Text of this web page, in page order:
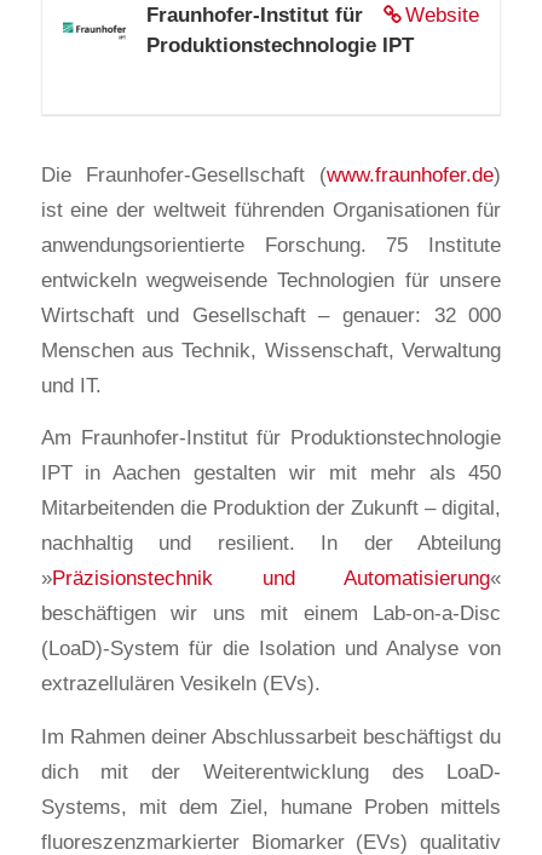
Website
Fraunhofer-Institut für
Produktionstechnologie IPT
Die Fraunhofer-Gesellschaft (www.fraunhofer.de)
ist eine der weltweit führenden Organisationen für
anwendungsorientierte Forschung. 75 Institute
entwickeln wegweisende Technologien für unsere
Wirtschaft und Gesellschaft – genauer: 32 000
Menschen aus Technik, Wissenschaft, Verwaltung
und IT.
Am Fraunhofer-Institut für Produktionstechnologie
IPT in Aachen gestalten wir mit mehr als 450
Mitarbeitenden die Produktion der Zukunft – digital,
nachhaltig und resilient. In der Abteilung
»Präzisionstechnik und Automatisierung«
beschäftigen wir uns mit einem Lab-on-a-Disc
(LoaD)-System für die Isolation und Analyse von
extrazellulären Vesikeln (EVs).
Im Rahmen deiner Abschlussarbeit beschäftigst du
dich mit der Weiterentwicklung des LoaD-
Systems, mit dem Ziel, humane Proben mittels
fluoreszenzmarkierter Biomarker (EVs) qualitativ